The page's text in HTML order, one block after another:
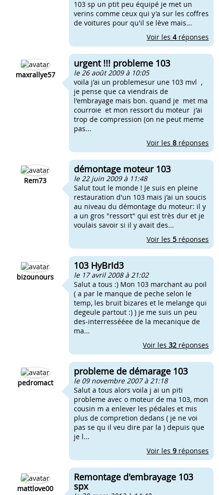
103 sp un ptit peu équipé je met un
verins comme ceux qui y'a sur les coffres
de voitures pour qu'il se lève mais...
Voir les 4réponses
maxrallye57
urgent !!! probleme 103
le 26 août 2009 à 10:05
voila j'ai un problemesur une 103 mvl ,
je pense que ca viendrais de
l'embrayage mais bon. quand je met ma
courroie et mon ressort du moteur j'ai
trop de compression (on ne peut meme
pas...
Voir les 8 réponses
Rem73
démontage moteur 103
le 22 juin 2009 à 11:48
Salut tout le monde ! Je suis en pleine
restauration d'un 103 mais j'ai un soucis
au niveau du démontage du moteur: il y
a un gros "ressort" qui est très dur et je
voulais savoir si il y avait des...
Voir les 5 réponses
bizounours
103 HyBrId3
le 17 avril 2008 à 21:02
Salut a tous :) Mon 103 marchant au poil
( a par le manque de peche selon le
temp, les bruit bizares et le melange qui
degeule partout :) ) je me suis un peu
des-interressééee de la mecanique de
ma...
Voir les 32 réponses
pedromact
probleme de démarage 103
le 09 novembre 2007 à 21:18
Salut a tous alors voila j ai un piti
probleme avec o moteur de ma 103, mon
cousin m a enlever les pédales et mis
plus de compretion dedans ( je ne voi
pas se qu il veu dire par la ) depuis que
je l...
Voir les 9 réponses
mattlove00
Remontage d'embrayage 103
spx